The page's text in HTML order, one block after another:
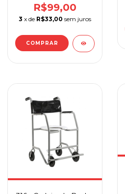
Sequencial Unidade
R$99,00
3 x de R$33,00 sem juros
COMPRAR